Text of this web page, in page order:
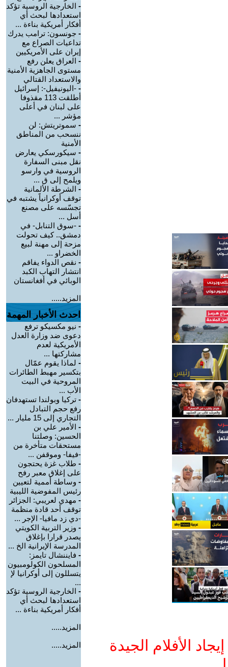
الأفلام الجيدة
- الخارجية الروسية تؤكد
استعدادها لبحث أي
أفكار أمريكية بناءة ...
- جونسون: ترامب يدرك
تداعيات الصراع مع
إيران على الأمريكيين
- العراق يعلن رفع
مستوى الجاهزية الأمنية
والاستعداد القتالي
- -اليونيفيل-: إسرائيل
أطلقت 113 مقذوفا
على لبنان في أعلى
مؤشر ...
- سموتريتش: لن
ننسحب من المناطق
الأمنية
- سيكورسكي يعارض
نقل مبنى السفارة
الروسية في وارسو
ويلمح إلى ق ...
- الشرطة الألمانية
توقف أوكرانياً يشتبه في
تجسّسه على مصنع
أسل ...
- -سوق التنابل- في
دمشق.. كيف تحولت
مزحة إلى مهنة لبيع
الخضراو ...
- نقص الدواء يفاقم
انتشار التهاب الكبد
الوبائي في أفغانستان
المزيد.....
احدث الأخبار المهمة
- نيو مكسيكو ترفع
دعوى ضد وزارة العدل
الأمريكية لعدم
مشاركتها ...
- لماذا يقوم عمّال
بتكسير مهبط الطائرات
المروحية في البيت
الأب ...
- تركيا وبولندا تستهدفان
رفع حجم التبادل
التجاري إلى 15 مليار ...
- الأمير علي بن
الحسين: وصلتنا
مستحقات متأخرة من
-فيفا- وموقفن ...
- طلاب غزة يحتجون
على إغلاق معبر رفح
- وساطة أممية لتعيين
رئيس المفوضية الليبية
- مهدي لعريبي: الجزائر
توقف أحد قادة منظمة
-دي زد مافيا- الإجر ...
- وزير التربية الكويتي
يصدر قرارا بإغلاق
المدرسة الإيرانية الخ ...
- فايننشال تايمز:
المسلحون الكولومبيون
يتسللون إلى أوكرانيا لإ
...
- الخارجية الروسية تؤكد
استعدادها لبحث أي
أفكار أمريكية بناءة ...
المزيد.....
المزيد.....